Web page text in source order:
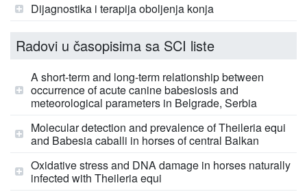
Dijagnostika i terapija oboljenja konja
Radovi u časopisima sa SCI liste
A short-term and long-term relationship between
occurrence of acute canine babesiosis and
meteorological parameters in Belgrade, Serbia
Molecular detection and prevalence of Theileria equi
and Babesia caballi in horses of central Balkan
Oxidative stress and DNA damage in horses naturally
infected with Theileria equi